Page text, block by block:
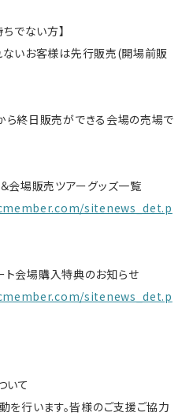
でない方】
いお客様は先行販売(開場前販
終日販売ができる会場の売場で
会場販売ツアーグッズ一覧
sitenews_det.p
会場購入特典のお知らせ
sitenews_det.p
いて
行います。皆様のご支援ご協力